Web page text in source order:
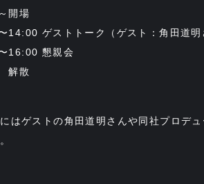
開場
14:00 ゲストトーク（ゲスト：角田道明
16:00 懇親会
解散
はゲストの角田道明さんや同社プロデ